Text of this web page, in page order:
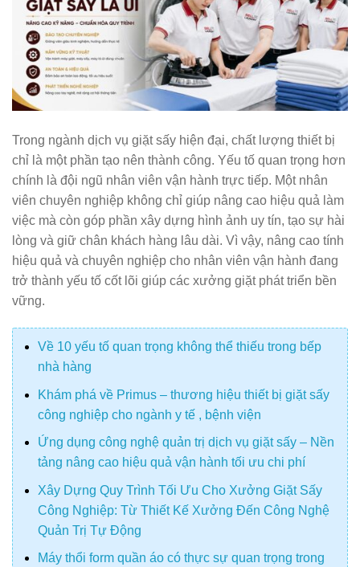
Trong ngành dịch vụ giặt sấy hiện đại, chất lượng thiết bị
chỉ là một phần tạo nên thành công. Yếu tố quan trọng hơn
chính là đội ngũ nhân viên vận hành trực tiếp. Một nhân
viên chuyên nghiệp không chỉ giúp nâng cao hiệu quả làm
việc mà còn góp phần xây dựng hình ảnh uy tín, tạo sự hài
lòng và giữ chân khách hàng lâu dài. Vì vậy, nâng cao tính
hiệu quả và chuyên nghiệp cho nhân viên vận hành đang
trở thành yếu tố cốt lõi giúp các xưởng giặt phát triển bền
vững.
Về 10 yếu tố quan trọng không thể thiếu trong bếp
nhà hàng
Khám phá về Primus – thương hiệu thiết bị giặt sấy
công nghiệp cho ngành y tế , bệnh viện
Ứng dụng công nghệ quản trị dịch vụ giặt sấy – Nền
tảng nâng cao hiệu quả vận hành tối ưu chi phí
Xây Dựng Quy Trình Tối Ưu Cho Xưởng Giặt Sấy
Công Nghiệp: Từ Thiết Kế Xưởng Đến Công Nghệ
Quản Trị Tự Động
Máy thổi form quần áo có thực sự quan trọng trong